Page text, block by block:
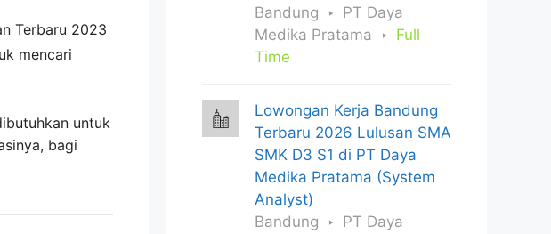
Terbaru 2023
mencari
untuk
bagi
Bandung
PT Daya
Medika Pratama
Full
Time
Lowongan Kerja Bandung
Terbaru 2026 Lulusan SMA
SMK D3 S1 di PT Daya
Medika Pratama (System
Analyst)
Bandung
PT Daya